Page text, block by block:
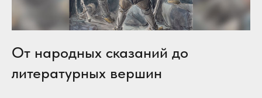
От народных сказаний до
литературных вершин